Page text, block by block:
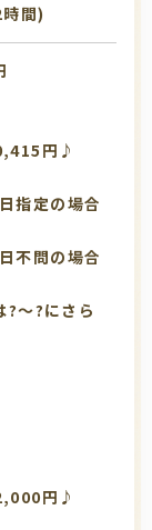
間)
円♪
指定の場合
不問の場合
～?にさら
】
円♪